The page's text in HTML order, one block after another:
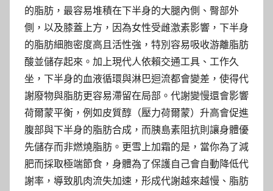
的脂肪，最容易堆積在下半身的大腿內側、臀部外
側，以及膝蓋上方，因為女性受雌激素影響，下半身
的脂肪細胞密度高且活性強，特別容易吸收游離脂肪
酸並儲存起來。加上現代人依賴交通工具、工作久
坐，下半身的血液循環與淋巴迴流都會變差，使得代
謝廢物與脂肪更容易滯留在局部。代謝變慢還會影響
荷爾蒙平衡，例如皮質醇（壓力荷爾蒙）升高會促進
腹部與下半身的脂肪合成，而胰島素阻抗則讓身體優
先儲存而非燃燒脂肪。更雪上加霜的是，當你為了減
肥而採取極端節食，身體為了保護自己會自動降低代
謝率，導致肌肉流失加速，形成代謝越來越慢、脂肪